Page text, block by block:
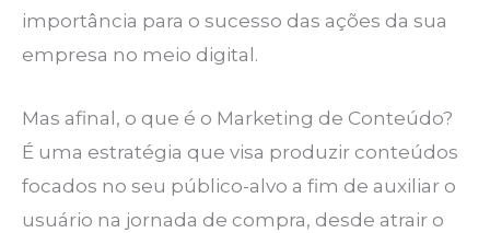
importância para o sucesso das ações da sua
empresa no meio digital.
Mas afinal, o que é o Marketing de Conteúdo?
É uma estratégia que visa produzir conteúdos
focados no seu público-alvo a fim de auxiliar o
usuário na jornada de compra, desde atrair o